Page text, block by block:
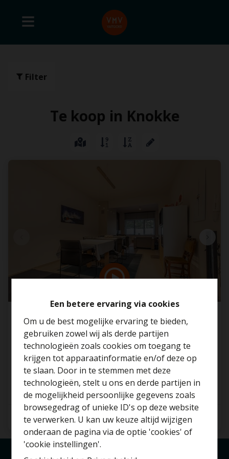
Een betere ervaring via cookies
Om u de best mogelijke ervaring te bieden,
gebruiken zowel wij als derde partijen
technologieën zoals cookies om toegang te
krijgen tot apparaatinformatie en/of deze op
te slaan. Door in te stemmen met deze
technologieën, stelt u ons en derde partijen in
de mogelijkheid persoonlijke gegevens zoals
browsegedrag of unieke ID's op deze website
te verwerken. U kan uw keuze altijd wijzigen
onderaan de pagina via de optie 'cookies' of
'cookie instellingen'.
Filter
Te koop in Knokke
Gelijkvloersapp met mogelijkheid tot
aankoop aanpalende garagebox te Knokke-
Heist!
Hermans-Lybaertstraat 36, 8300 Knokke
€ 335.000
2 1 102 m²
Benieuwd naar de
waarde van je huis?
Gratis schatting